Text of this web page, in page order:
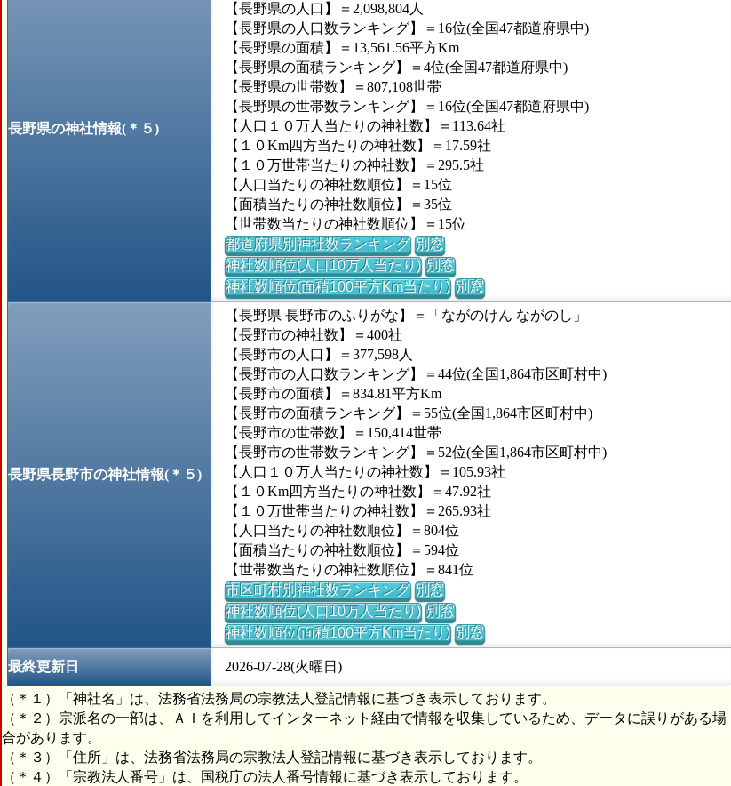
長野県の神社情報(＊５)
【長野県の人口】＝2,098,804人
【長野県の人口数ランキング】＝16位(全国47都道府県中)
【長野県の面積】＝13,561.56平方Km
【長野県の面積ランキング】＝4位(全国47都道府県中)
【長野県の世帯数】＝807,108世帯
【長野県の世帯数ランキング】＝16位(全国47都道府県中)
【人口１０万人当たりの神社数】＝113.64社
【１０Km四方当たりの神社数】＝17.59社
【１０万世帯当たりの神社数】＝295.5社
【人口当たりの神社数順位】＝15位
【面積当たりの神社数順位】＝35位
【世帯数当たりの神社数順位】＝15位
都道府県別神社数ランキング 別窓
神社数順位(人口10万人当たり) 別窓
神社数順位(面積100平方Km当たり) 別窓
長野県長野市の神社情報(＊５)
【長野県 長野市のふりがな】＝「ながのけん ながのし」
【長野市の神社数】＝400社
【長野市の人口】＝377,598人
【長野市の人口数ランキング】＝44位(全国1,864市区町村中)
【長野市の面積】＝834.81平方Km
【長野市の面積ランキング】＝55位(全国1,864市区町村中)
【長野市の世帯数】＝150,414世帯
【長野市の世帯数ランキング】＝52位(全国1,864市区町村中)
【人口１０万人当たりの神社数】＝105.93社
【１０Km四方当たりの神社数】＝47.92社
【１０万世帯当たりの神社数】＝265.93社
【人口当たりの神社数順位】＝804位
【面積当たりの神社数順位】＝594位
【世帯数当たりの神社数順位】＝841位
市区町村別神社数ランキング 別窓
神社数順位(人口10万人当たり) 別窓
神社数順位(面積100平方Km当たり) 別窓
最終更新日 2026-07-28(火曜日)
（＊１）「神社名」は、法務省法務局の宗教法人登記情報に基づき表示しております。
（＊２）宗派名の一部は、ＡＩを利用してインターネット経由で情報を収集しているため、データに誤りがある場
合があります。
（＊３）「住所」は、法務省法務局の宗教法人登記情報に基づき表示しております。
（＊４）「宗教法人番号」は、国税庁の法人番号情報に基づき表示しております。